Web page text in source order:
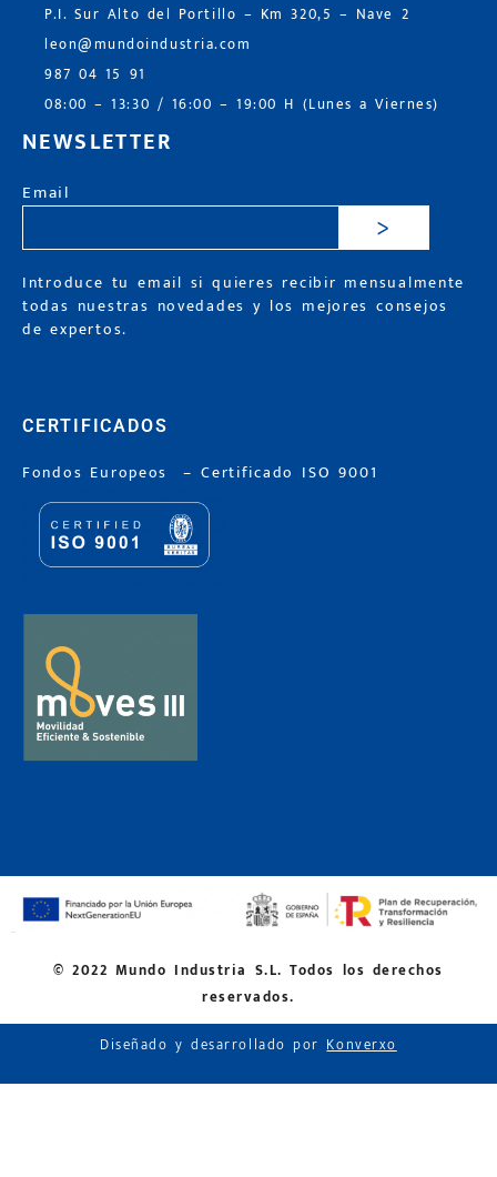
P.I. Sur Alto del Portillo – Km 320,5 – Nave 2
leon@mundoindustria.com
987 04 15 91
08:00 – 13:30 / 16:00 – 19:00 H (Lunes a Viernes)
NEWSLETTER
Email
>
Introduce tu email si quieres recibir mensualmente
todas nuestras novedades y los mejores consejos
de expertos.
CERTIFICADOS
Fondos Europeos –Certificado ISO 9001
© 2022 Mundo Industria S.L. Todos los derechos
reservados.
Diseñado y desarrollado porKonverxo